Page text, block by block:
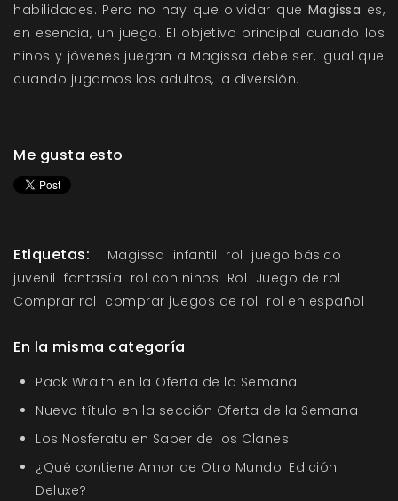
habilidades. Pero no hay que olvidar que Magissa es,
en esencia, un juego. El objetivo principal cuando los
niños y jóvenes juegan a Magissa debe ser, igual que
cuando jugamos los adultos, la diversión.
Me gusta esto
Etiquetas: Magissa infantil rol juego básico
juvenil fantasía rol con niños Rol Juego de rol
Comprar rol comprar juegos de rol rol en español
En la misma categoría
Pack Wraith en la Oferta de la Semana
Nuevo título en la sección Oferta de la Semana
Los Nosferatu en Saber de los Clanes
¿Qué contiene Amor de Otro Mundo: Edición
Deluxe?